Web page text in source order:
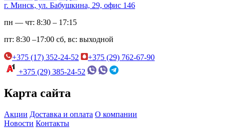
г. Минск, ул. Бабушкина, 29, офис 146
пн — чт: 8:30 – 17:15
пт: 8:30 –17:00 сб, вс: выходной
+375 (17) 352-24-52
+375 (29) 762-67-90
+375 (29) 385-24-52
Карта сайта
Акции Доставка и оплата О компании
Новости Контакты